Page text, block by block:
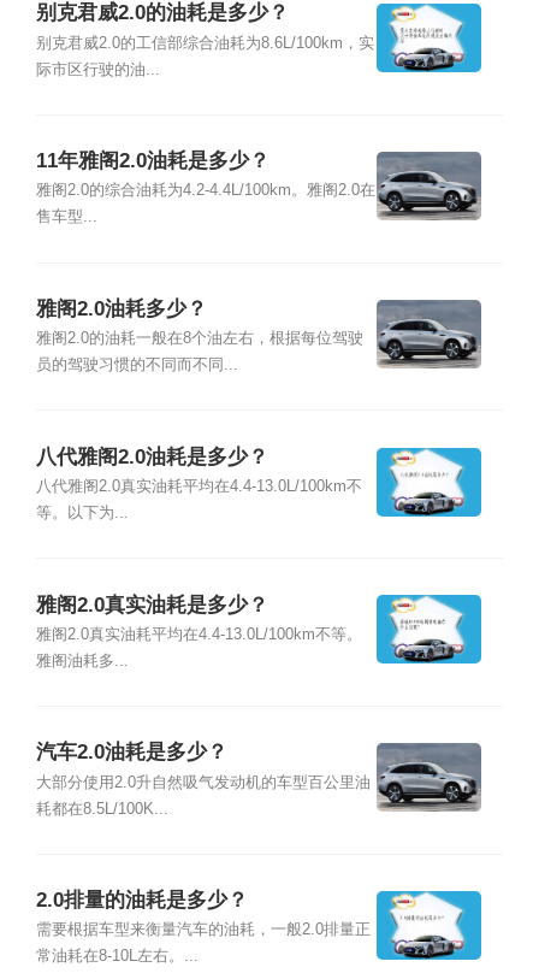
别克君威2.0的油耗是多少？
别克君威2.0的工信部综合油耗为8.6L/100km，实
际市区行驶的油...
11年雅阁2.0油耗是多少？
雅阁2.0的综合油耗为4.2-4.4L/100km。雅阁2.0在
售车型...
雅阁2.0油耗多少？
雅阁2.0的油耗一般在8个油左右，根据每位驾驶
员的驾驶习惯的不同而不同...
八代雅阁2.0油耗是多少？
八代雅阁2.0真实油耗平均在4.4-13.0L/100km不
等。以下为...
雅阁2.0真实油耗是多少？
雅阁2.0真实油耗平均在4.4-13.0L/100km不等。
雅阁油耗多...
汽车2.0油耗是多少？
大部分使用2.0升自然吸气发动机的车型百公里油
耗都在8.5L/100K...
2.0排量的油耗是多少？
需要根据车型来衡量汽车的油耗，一般2.0排量正
常油耗在8-10L左右。...